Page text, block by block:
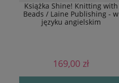
Książka Shine! Knitting with
Beads / Laine Publishing - w
języku angielskim
169,00 zł